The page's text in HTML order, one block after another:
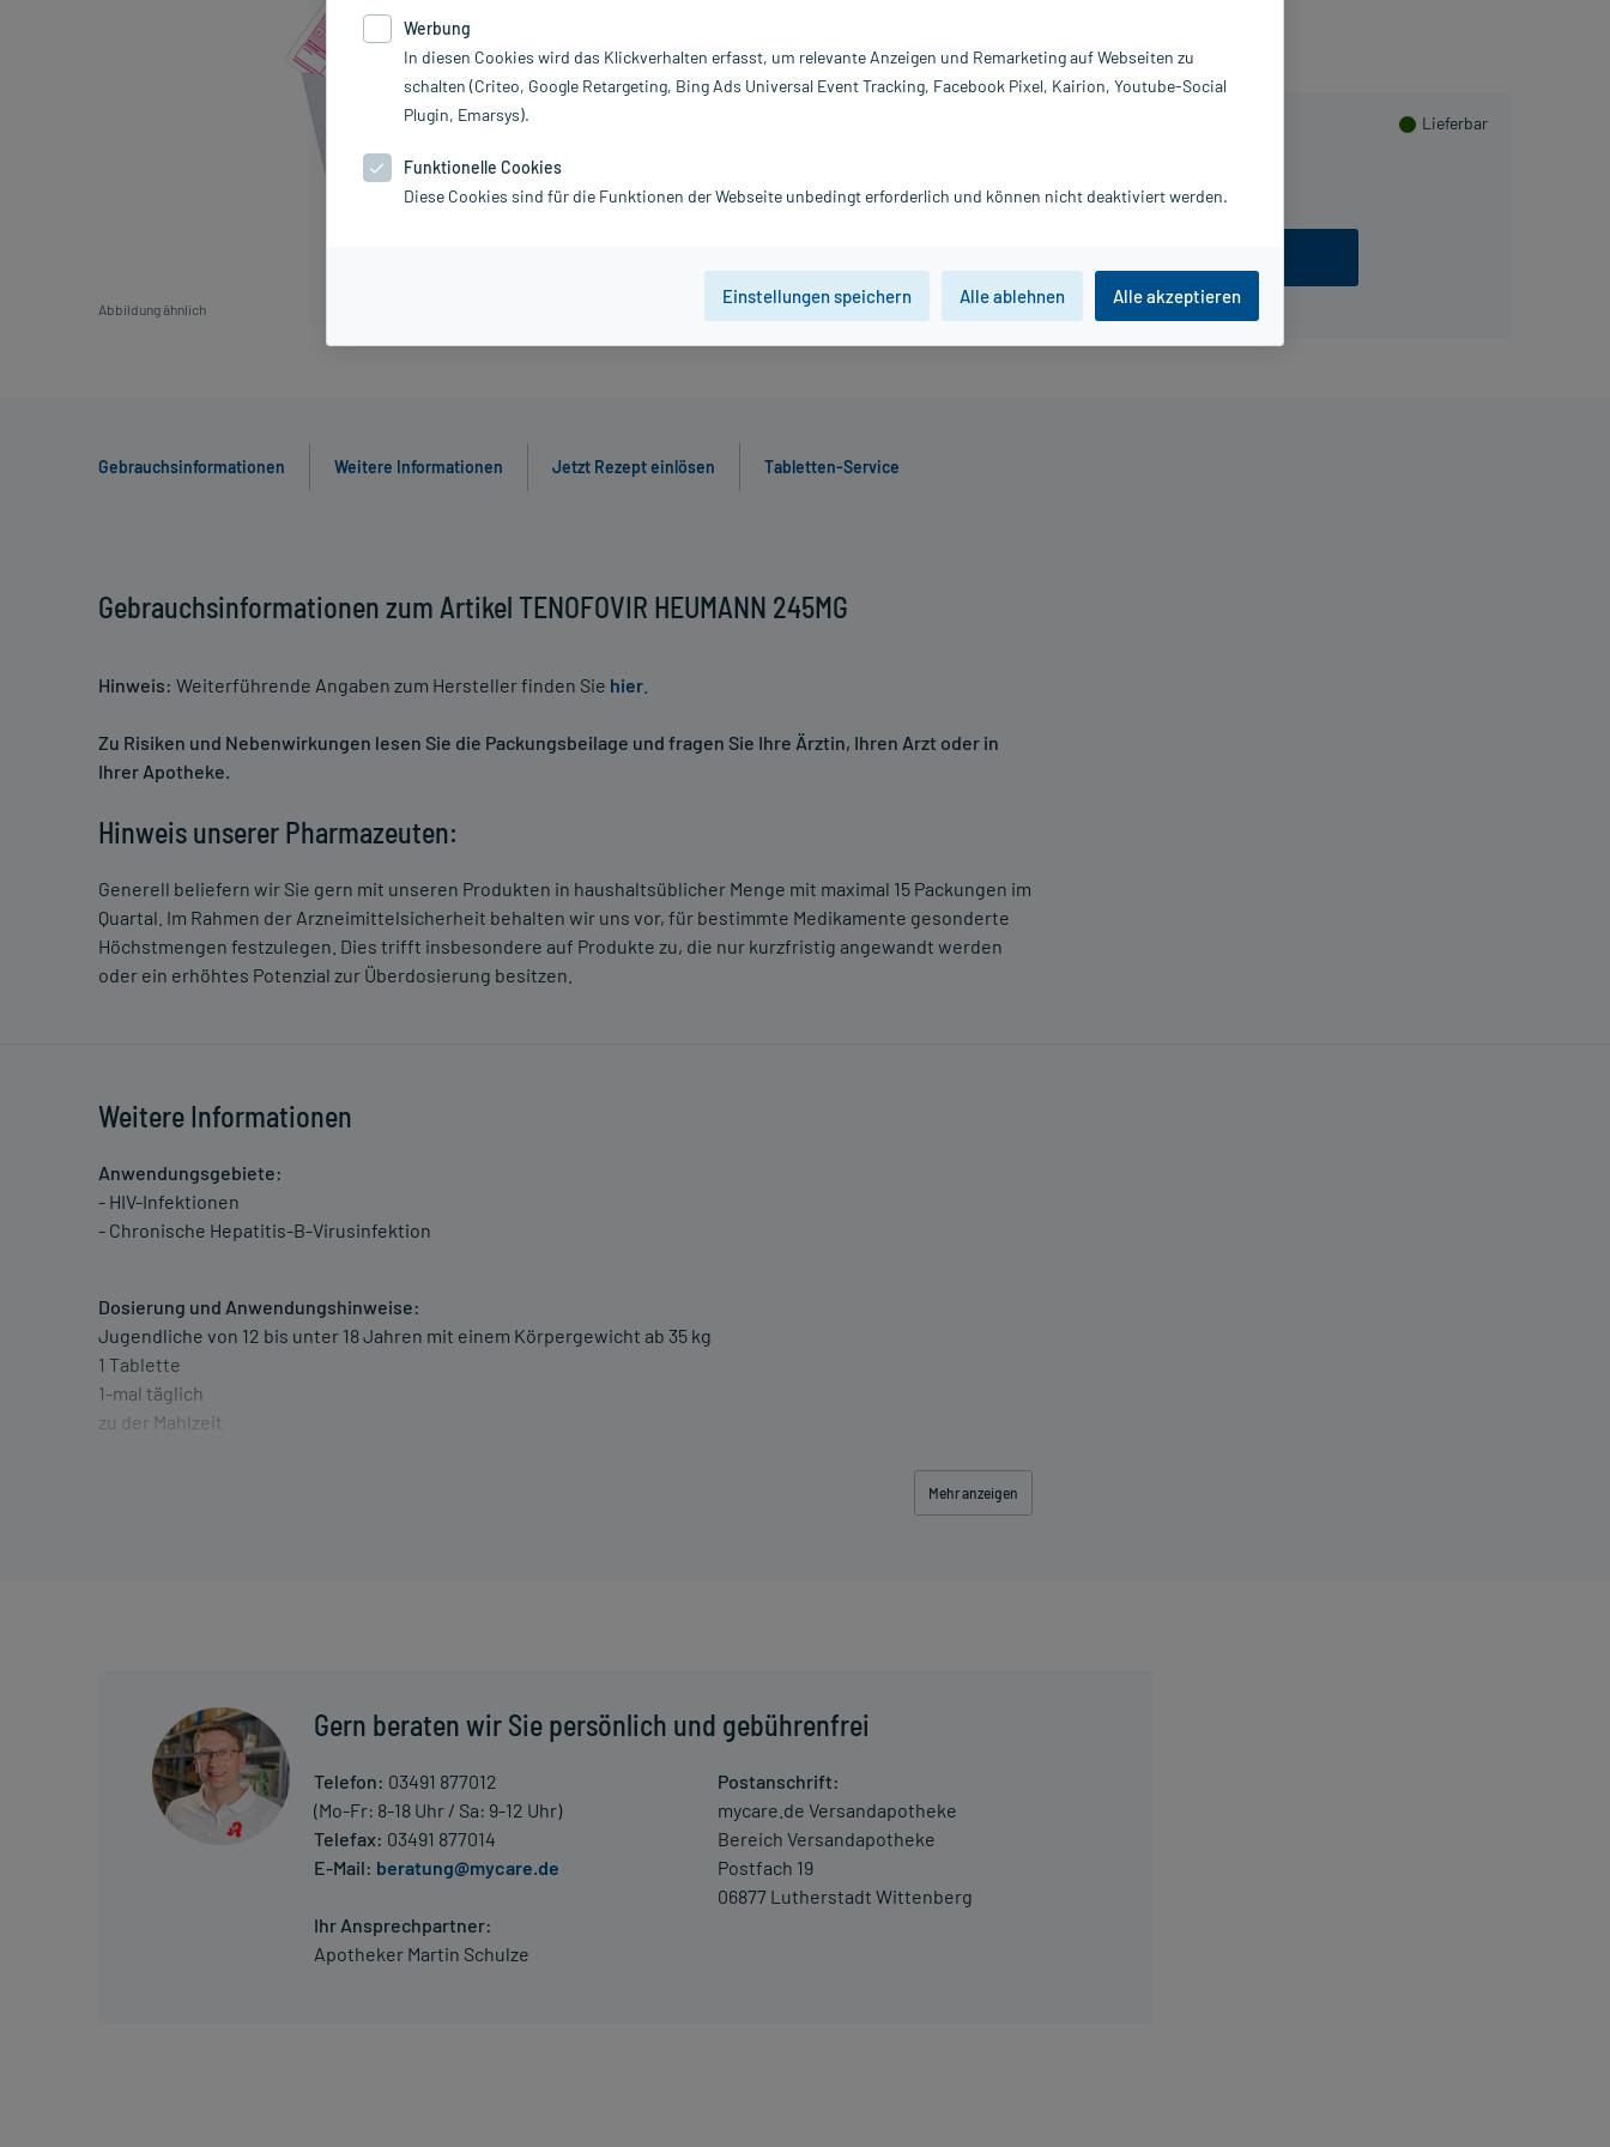
Abbildung ähnlich
inkl. MwSt. Gratis-Versandinnerhalb D.
Lieferbar
Gebrauchsinformationen Weitere Informationen Jetzt Rezept einlösen Tabletten-Service
Gebrauchsinformationen zum Artikel TENOFOVIR HEUMANN 245MG
Hinweis: Weiterführende Angaben zum Hersteller finden Sie hier
Zu Risiken und Nebenwirkungen lesen Sie die Packungsbeilage und fragen Sie Ihre Ärztin, Ihren Arzt oder in
Ihrer Apotheke.
Hinweis unserer Pharmazeuten:
Generell beliefern wir Sie gern mit unseren Produkten in haushaltsüblicher Menge mit maximal 15 Packungen im
Quartal. Im Rahmen der Arzneimittelsicherheit behalten wir uns vor, für bestimmte Medikamente gesonderte
Höchstmengen festzulegen. Dies trifft insbesondere auf Produkte zu, die nur kurzfristig angewandt werden
oder ein erhöhtes Potenzial zur Überdosierung besitzen.
Weitere Informationen
Anwendungsgebiete:
- HIV-Infektionen
- Chronische Hepatitis-B-Virusinfektion
Dosierung und Anwendungshinweise:
Jugendliche von 12 bis unter 18 Jahren mit einem Körpergewicht ab 35 kg
1 Tablette
1-mal täglich
zu der Mahlzeit
Nehmen Sie das Arzneimittel mit Flüssigkeit (z.B. 1 Glas Wasser) ein.
Dauer der Anwendung?
Die Anwendungsdauer richtet sich nach Art der Beschwerde und/oder Dauer der Erkrankung und wird deshalb
nur von Ihrem Arzt bestimmt.
Setzen Sie sich bei dem Verdacht auf eine Überdosierung umgehend mit einem Arzt in Verbindung.
Mehr anzeigen
Gern beraten wir Sie persönlich und gebührenfrei
Telefon: 03491 877012
(Mo-Fr: 8-18 Uhr / Sa: 9-12 Uhr)
Telefax: 03491 877014
E-Mail: beratung@mycare.de
Ihr Ansprechpartner:
Apotheker Martin Schulze
Postanschrift:
mycare.de Versandapotheke
Bereich Versandapotheke
Postfach 19
06877 Lutherstadt Wittenberg
Werbung
In diesen Cookies wird das Klickverhalten erfasst, um relevante Anzeigen und Remarketing auf Webseiten zu
schalten (Criteo, Google Retargeting, Bing Ads Universal Event Tracking, Facebook Pixel, Kairion, Youtube-Social
Plugin, Emarsys).
Funktionelle Cookies
Diese Cookies sind für die Funktionen der Webseite unbedingt erforderlich und können nicht deaktiviert werden.
Einstellungen speichern Alle ablehnen Alle akzeptieren